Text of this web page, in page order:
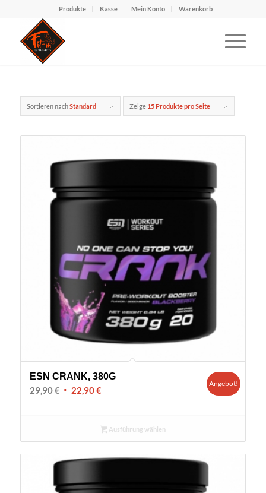
Produkte Kasse Mein Konto Warenkorb
Sortieren nachStandard Zeige 15 Produkte pro Seite
ESN CRANK, 380G
29,90€ Ursprünglicher
22,90€Aktueller
22,90 €.
Angebot!
Ausführung wählen